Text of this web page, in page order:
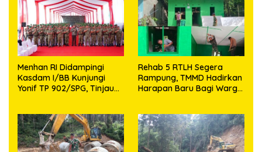
Menhan RI Didampingi
Kasdam I/BB Kunjungi
Yonif TP 902/SPG, Tinjau
Rehab 5 RTLH Segera
Rampung, TMMD Hadirkan
Harapan Baru Bagi Warga